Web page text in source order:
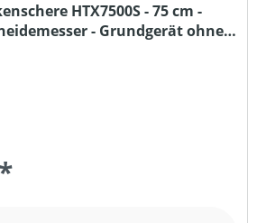
HTX7500S - 75 cm -
- Grundgerät ohne